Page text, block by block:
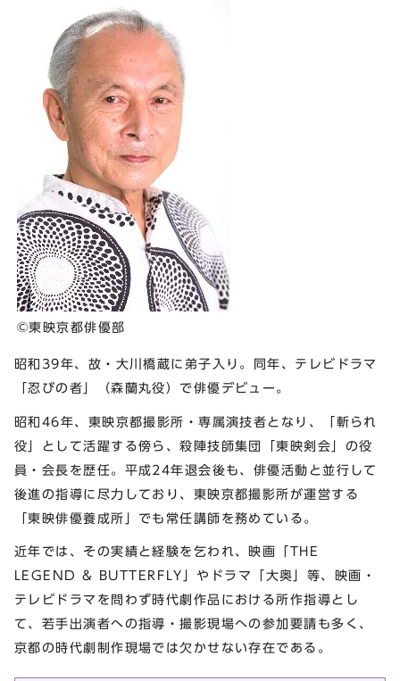
©東映京都俳優部
昭和39年、故・大川橋蔵に弟子入り。同年、テレビドラマ
「忍びの者」（森蘭丸役）で俳優デビュー。
昭和46年、東映京都撮影所・専属演技者となり、「斬られ
役」として活躍する傍ら、殺陣技師集団「東映剣会」の役
員・会長を歴任。平成24年退会後も、俳優活動と並行して
後進の指導に尽力しており、東映京都撮影所が運営する
「東映俳優養成所」でも常任講師を務めている。
近年では、その実績と経験を乞われ、映画「THE
LEGEND & BUTTERFLY」やドラマ「大奥」等、映画・
テレビドラマを問わず時代劇作品における所作指導とし
て、若手出演者への指導・撮影現場への参加要請も多く、
京都の時代劇制作現場では欠かせない存在である。